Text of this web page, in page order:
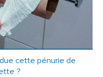
cette pénurie de
?